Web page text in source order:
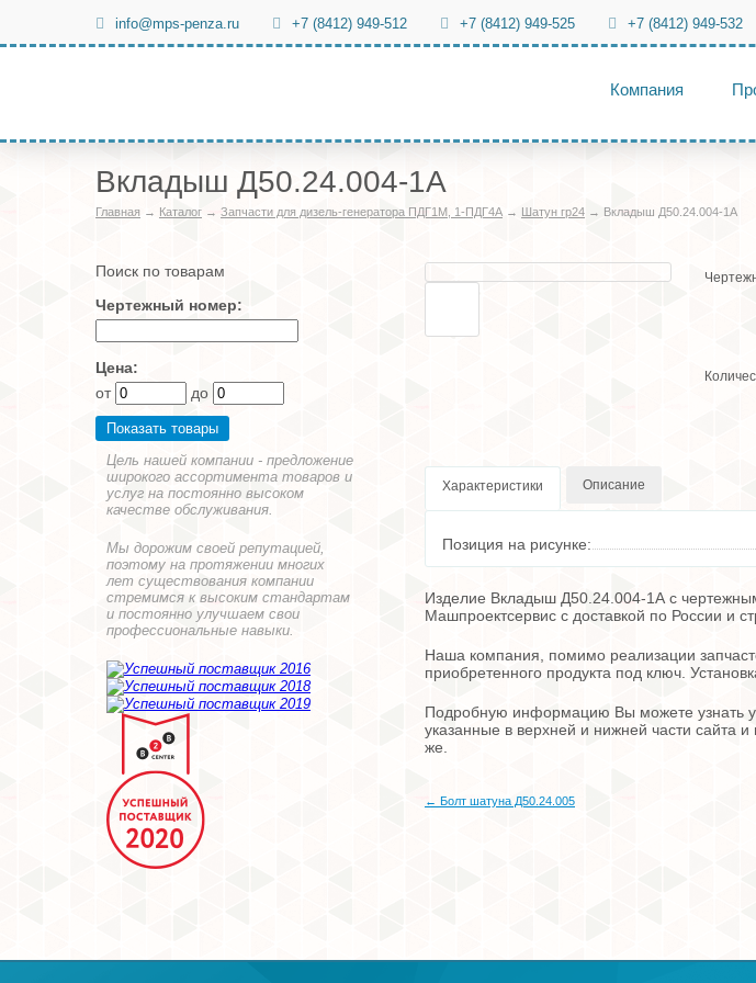
info@mps-penza.ru +7 (8412) 949-512 +7 (8412) 949-525 +7 (8412) 949-532
Компания
Вкладыш Д50.24.004-1А
Главная → Каталог → Запчасти для дизель-генератора ПДГ1М, 1-ПДГ4А → Шатун гр24 → Вкладыш Д50.24.004-1А
Поиск по товарам
Чертежный номер:
Цена:
от
до
Цель нашей компании - предложение
широкого ассортимента товаров и
услуг на постоянно высоком
качестве обслуживания.
Мы дорожим своей репутацией,
поэтому на протяжении многих
лет существования компании
стремимся к высоким стандартам
и постоянно улучшаем свои
профессиональные навыки.
Характеристики Описание
Позиция на рисунке:
Изделие Вкладыш Д50.24.004-1А с
Машпроектсервис с доставкой по России и
Наша компания, помимо реализации
приобретенного продукта под ключ.
Подробную информацию Вы можете узнать у
указанные в верхней и нижней части сайта
же.
← Болт шатуна Д50.24.005